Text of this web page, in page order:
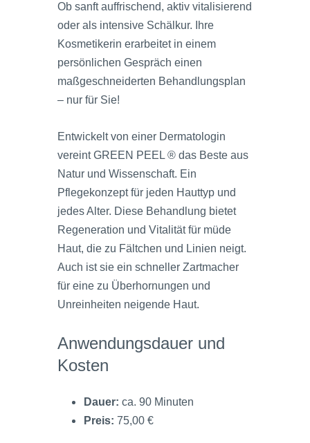
Ob sanft auffrischend, aktiv vitalisierend
oder als intensive Schälkur. Ihre
Kosmetikerin erarbeitet in einem
persönlichen Gespräch einen
maßgeschneiderten Behandlungsplan
– nur für Sie!
Entwickelt von einer Dermatologin
vereint GREEN PEEL ® das Beste aus
Natur und Wissenschaft. Ein
Pflegekonzept für jeden Hauttyp und
jedes Alter. Diese Behandlung bietet
Regeneration und Vitalität für müde
Haut, die zu Fältchen und Linien neigt.
Auch ist sie ein schneller Zartmacher
für eine zu Überhornungen und
Unreinheiten neigende Haut.
Anwendungsdauer und
Kosten
Dauer:ca. 90 Minuten
Preis:75,00 €